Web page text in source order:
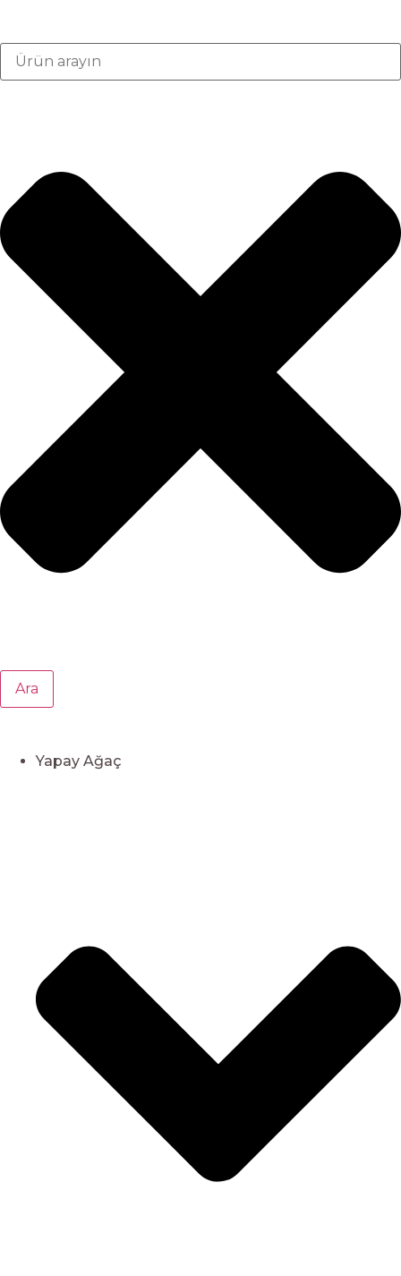
Ara
Yapay Ağaç